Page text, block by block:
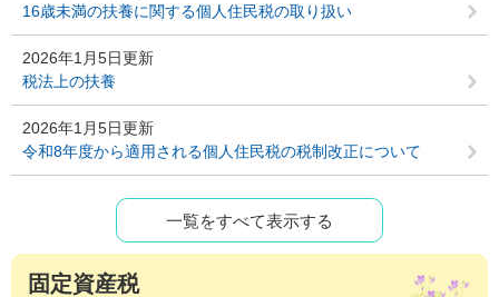
16歳未満の扶養に関する個人住民税の取り扱い
2026年1月5日更新
税法上の扶養
2026年1月5日更新
令和8年度から適用される個人住民税の税制改正について
一覧をすべて表示する
固定資産税